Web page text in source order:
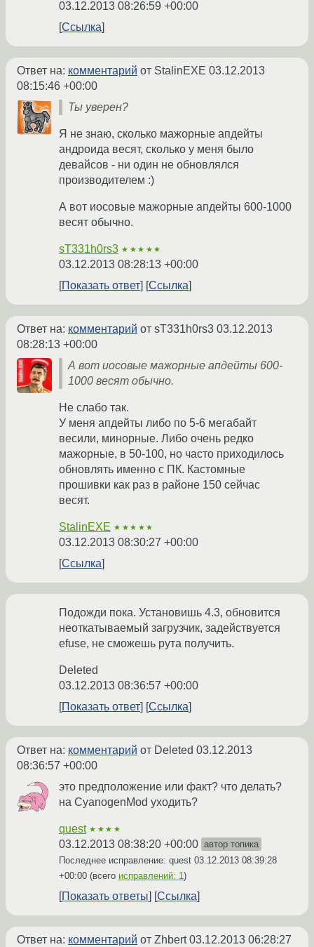
03.12.2013 08:26:59 +00:00
Ссылка
Ответ на: комментарий от StalinEXE 03.12.2013
08:15:46 +00:00
Ты уверен?
Я не знаю, сколько мажорные апдейты
андроида весят, сколько у меня было
девайсов - ни один не обновлялся
производителем :)
А вот иосовые мажорные апдейты 600-1000
весят обычно.
sT331h0rs3 ★★★★★
03.12.2013 08:28:13 +00:00
Показать ответ
Ссылка
Ответ на: комментарий от sT331h0rs3 03.12.2013
08:28:13 +00:00
А вот иосовые мажорные апдейты 600-
1000 весят обычно.
Не слабо так.
У меня апдейты либо по 5-6 мегабайт
весили, минорные. Либо очень редко
мажорные, в 50-100, но часто приходилось
обновлять именно с ПК. Кастомные
прошивки как раз в районе 150 сейчас
весят.
StalinEXE ★★★★★
03.12.2013 08:30:27 +00:00
Ссылка
Подожди пока. Установишь 4.3, обновится
неоткатываемый загрузчик, задействуется
efuse, не сможешь рута получить.
Deleted
03.12.2013 08:36:57 +00:00
Показать ответ
Ссылка
Ответ на: комментарий от Deleted 03.12.2013
08:36:57 +00:00
это предположение или факт? что делать?
на CyanogenMod уходить?
quest ★★★★
03.12.2013 08:38:20 +00:00 автор топика
Последнее исправление: quest 03.12.2013 08:39:28
+00:00 (всего исправлений: 1)
Показать ответы Ссылка
Ответ на: комментарий от Zhbert03.12.2013 06:28:27